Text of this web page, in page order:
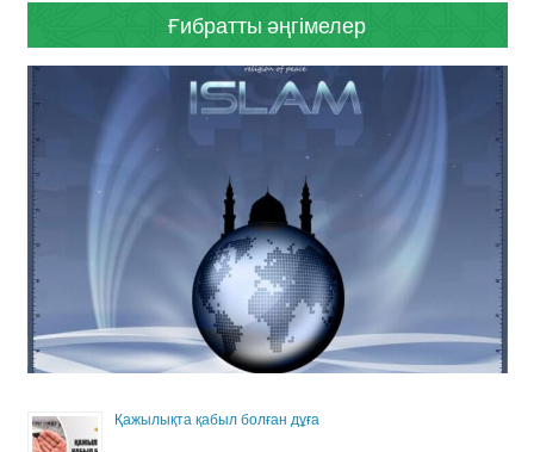
Ғибратты әңгімелер
Қажылықта қабыл болған дұға